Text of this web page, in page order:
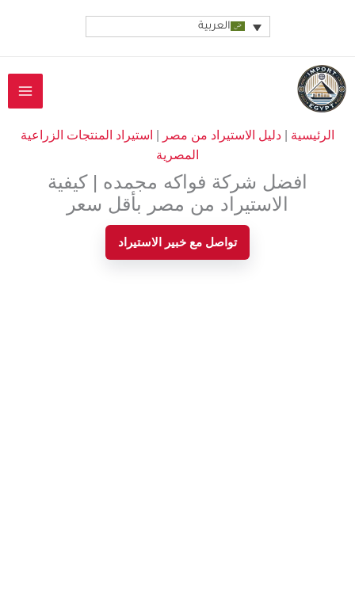
العربية
الرئيسية دليل الاستيراد من مصر
استيراد المنتجات الزراعية
المصرية
افضل شركة فواكه مجمده | كيفية
الاستيراد من مصر بأقل سعر
تواصل مع خبير الاستيراد